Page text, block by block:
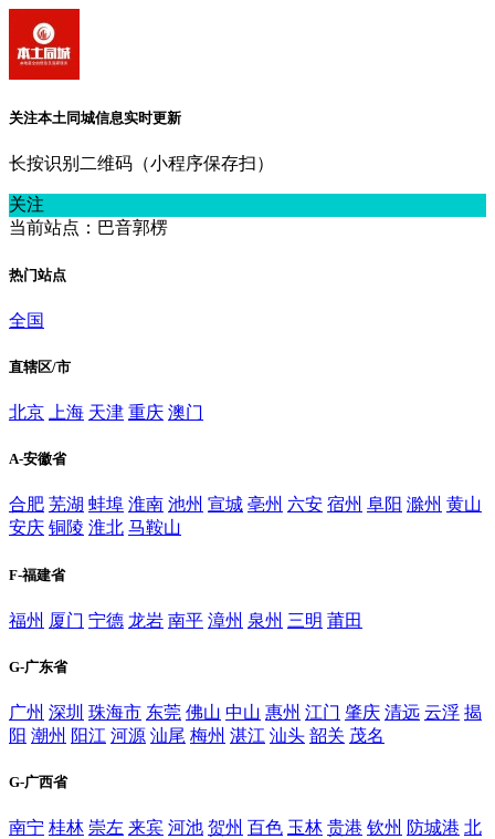
关注本土同城信息实时更新
长按识别二维码（小程序保存扫）
关注
当前站点：巴音郭楞
热门站点
全国
直辖区/市
北京 上海 天津 重庆 澳门
A-安徽省
合肥 芜湖 蚌埠 淮南 池州 宣城 亳州 六安 宿州 阜阳 滁州 黄山
安庆 铜陵 淮北 马鞍山
F-福建省
福州 厦门 宁德 龙岩 南平 漳州 泉州 三明 莆田
G-广东省
广州 深圳 珠海市 东莞 佛山 中山 惠州 江门 肇庆 清远 云浮 揭
阳 潮州 阳江 河源 汕尾 梅州 湛江 汕头 韶关 茂名
G-广西省
南宁 桂林 崇左 来宾 河池 贺州 百色 玉林 贵港 钦州 防城港 北